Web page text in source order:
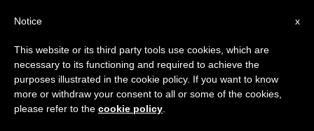
كنيسة محليّة
x
Notice
This website or its third party tools use cookies, which are
necessary to its functioning and required to achieve the
purposes illustrated in the cookie policy. If you want to know
more or withdraw your consent to all or some of the cookies,
please refer to the cookie policy